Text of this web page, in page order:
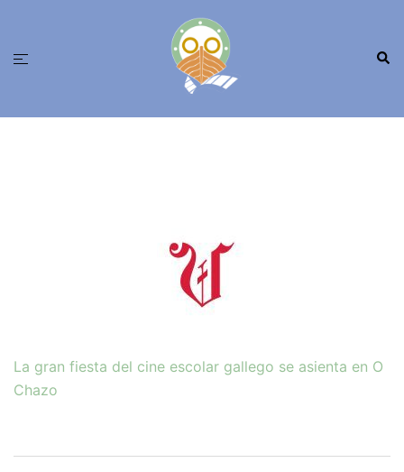
contido
Alternar
La gran fiesta del cine escolar gallego se asienta en O
Chazo